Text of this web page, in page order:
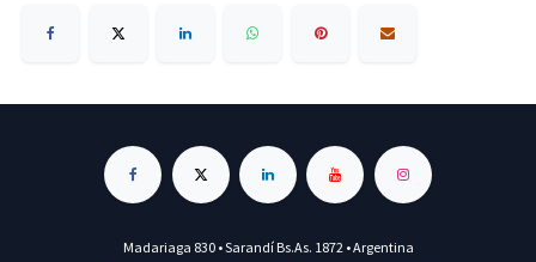
Madariaga 830 • Sarandí Bs.As. 1872 • Argentina